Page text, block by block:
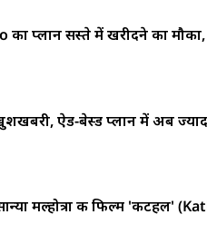
प्लान सस्ते में खरीदने का
ऐड-बेस्ड प्लान में अब
मल्होत्रा की फिल्म 'कटहल'